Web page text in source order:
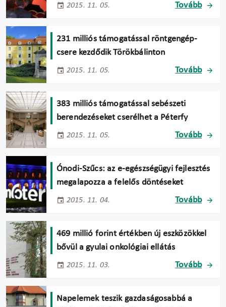
2015. 11. 05. Tovább
231 milliós támogatással röntgengép-
csere kezdődik Törökbálinton
2015. 11. 05. Tovább
383 milliós támogatással sebészeti
berendezéseket cserélhet a Péterfy
2015. 11. 05. Tovább
Ónodi-Szűcs: az e-egészségügyi fejlesztés
megalapozza a felelős döntéseket
2015. 11. 04. Tovább
469 millió forint értékben új eszközökkel
bővül a gyulai onkológiai ellátás
2015. 11. 03. Tovább
Napelemek teszik gazdaságosabbá a